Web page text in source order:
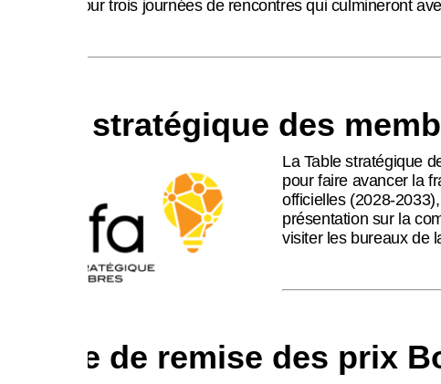
Recensement 2026
Manitoba, pour trois journées de rencontres qui culmineront
Table stratégique des
La Table stratégique
pour faire avancer la
officielles (2028-
présentation sur la
visiter les bureaux de
Soirée de remise des prix